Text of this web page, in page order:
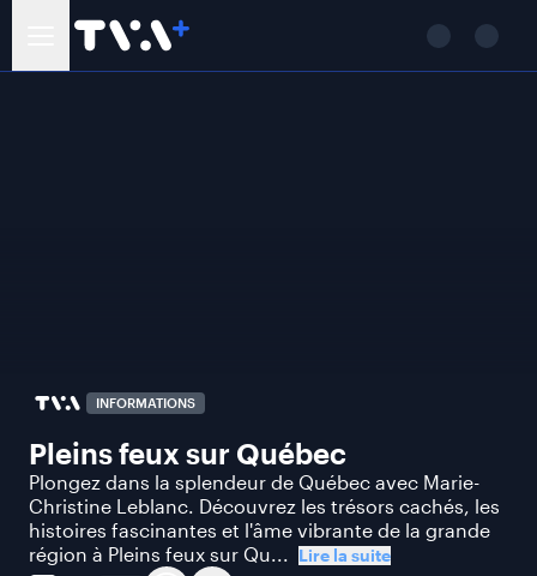
INFORMATIONS
Pleins feux sur Québec
Plongez dans la splendeur de Québec avec Marie-
Christine Leblanc. Découvrez les trésors cachés, les
histoires fascinantes et l'âme vibrante de la grande
région à Pleins feux sur Qu... Lire la suite